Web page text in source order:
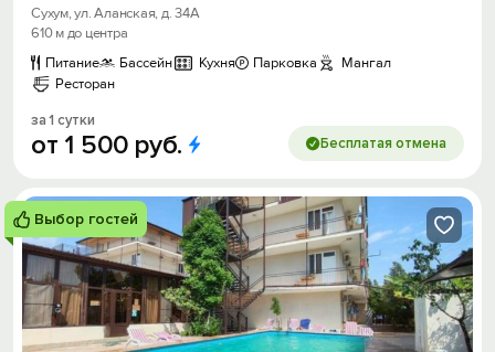
Сухум, ул. Аланская, д. 34А
610 м до центра
Питание
Бассейн Кухня Парковка
Мангал
Ресторан
за 1 сутки
от 1 500 руб. Бесплатая отмена
Выбор гостей